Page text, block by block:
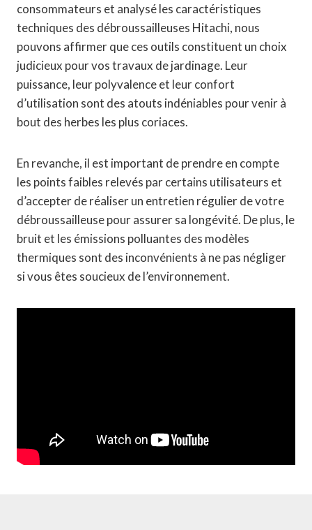
consommateurs et analysé les caractéristiques
techniques des débroussailleuses Hitachi, nous
pouvons affirmer que ces outils constituent un choix
judicieux pour vos travaux de jardinage. Leur
puissance, leur polyvalence et leur confort
d’utilisation sont des atouts indéniables pour venir à
bout des herbes les plus coriaces.
En revanche, il est important de prendre en compte
les points faibles relevés par certains utilisateurs et
d’accepter de réaliser un entretien régulier de votre
débroussailleuse pour assurer sa longévité. De plus, le
bruit et les émissions polluantes des modèles
thermiques sont des inconvénients à ne pas négliger
si vous êtes soucieux de l’environnement.